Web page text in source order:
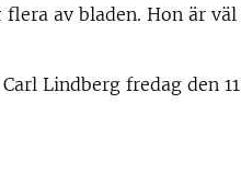
av bladen. Hon är väl
Lindberg fredag den 11